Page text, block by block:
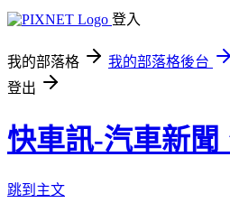
登入
我的部落格 我的部落格後台
登出
快車訊-汽車新聞
跳到主文